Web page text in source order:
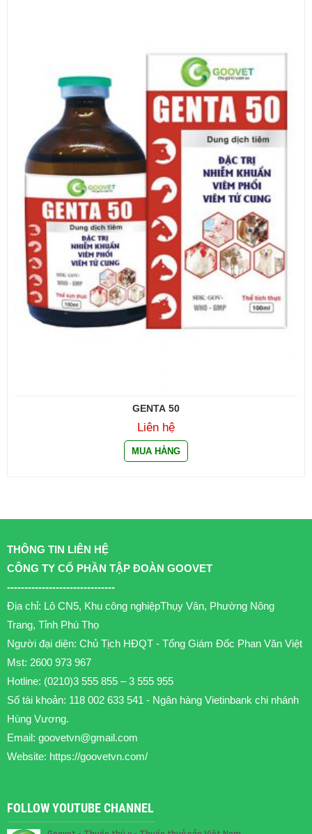
GENTA 50
Liên hệ
THÔNG TIN LIÊN HỆ
CÔNG TY CỔ PHẦN TẬP ĐOÀN GOOVET
-------------------------------
Địa chỉ: Lô CN5, Khu công nghiệpThụy Vân, Phường Nông
Trang, Tỉnh Phú Thọ
Người đại diện: Chủ Tịch HĐQT - Tổng Giám Đốc Phan Văn Việt
Mst: 2600 973 967
Hotline: (0210)3 555 855 – 3 555 955
Số tài khoản: 118 002 633 541 - Ngân hàng Vietinbank chi nhánh
Hùng Vương.
Email: goovetvn@gmail.com
Website: https://goovetvn.com/
FOLLOW YOUTUBE CHANNEL